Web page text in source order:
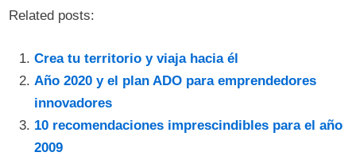
Related posts:
Crea tu territorio y viaja hacia él
Año 2020 y el plan ADO para emprendedores
innovadores
10 recomendaciones imprescindibles para el año
2009